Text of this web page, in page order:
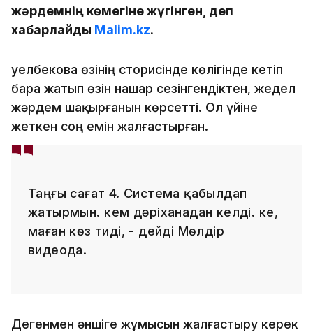
жәрдемнің көмегіне жүгінген, деп
хабарлайды Malim.kz.
Әуелбекова өзінің сторисінде көлігінде кетіп
бара жатып өзін нашар сезінгендіктен, жедел
жәрдем шақырғанын көрсетті. Ол үйіне
жеткен соң емін жалғастырған.
Таңғы сағат 4. Система қабылдап
жатырмын. Әкем дәріханадан келді. Әке,
маған көз тиді, - дейді Мөлдір
видеода.
Дегенмен әншіге жұмысын жалғастыру керек